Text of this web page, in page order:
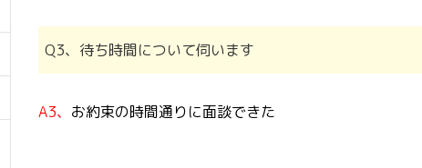
Q3、待ち時間について伺います
A3、 お約束の時間通りに面談できた